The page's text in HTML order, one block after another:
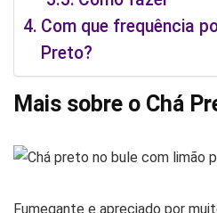
Com que frequência
Preto?
Mais sobre o Chá
Fumegante e apreciado por